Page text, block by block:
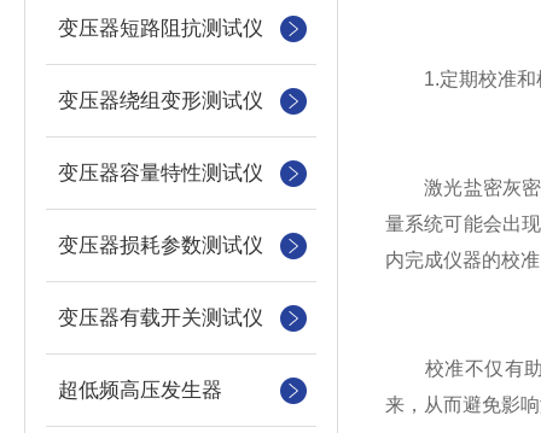
变压器短路阻抗测试仪
变压器绕组变形测试仪
变压器容量特性测试仪
变压器损耗参数测试仪
变压器有载开关测试仪
超低频高压发生器
1.定期校准和
激光盐密灰密
量系统可能会出
内完成仪器的校
校准不仅有助
来，从而避免影